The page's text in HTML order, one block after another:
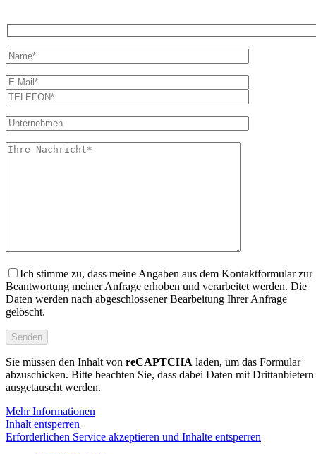
Ich stimme zu, dass meine Angaben aus dem Kontaktformular zur
Beantwortung meiner Anfrage erhoben und verarbeitet werden. Die
Daten werden nach abgeschlossener Bearbeitung Ihrer Anfrage
gelöscht.
Sie müssen den Inhalt von reCAPTCHA laden, um das Formular
abzuschicken. Bitte beachten Sie, dass dabei Daten mit Drittanbietern
ausgetauscht werden.
Mehr Informationen
Inhalt entsperren
Erforderlichen Service akzeptieren und Inhalte entsperren